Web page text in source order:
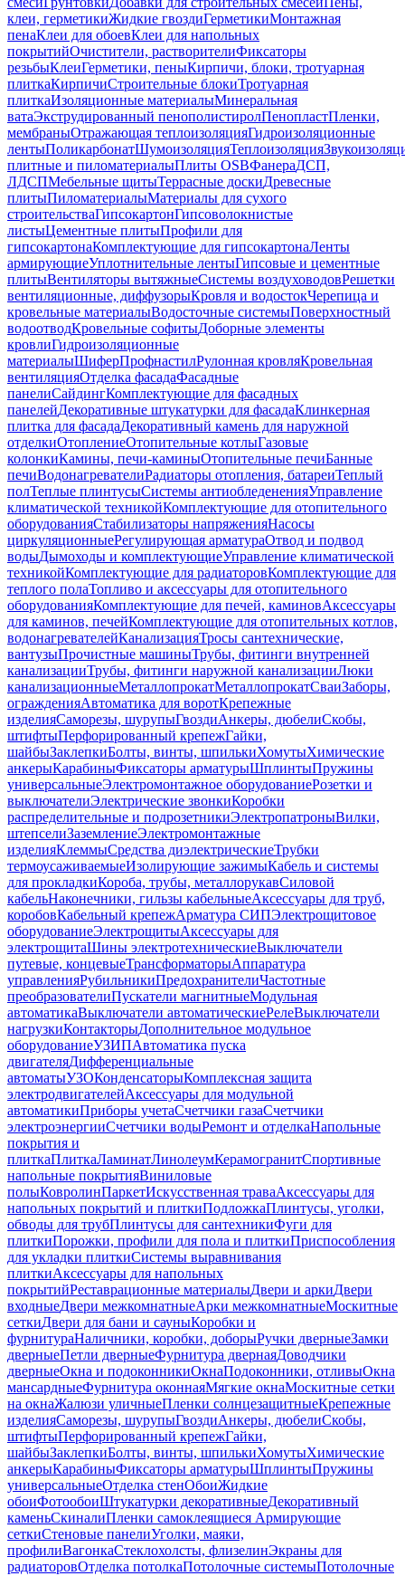
клеи, герметикиЖидкие гвоздиГерметикиМонтажная
пенаКлеи для обоевКлеи для напольных
покрытийОчистители, растворителиФиксаторы
резьбыКлеиГерметики, пеныКирпичи, блоки, тротуарная
плиткаКирпичиСтроительные блокиТротуарная
плиткаИзоляционные материалыМинеральная
ватаЭкструдированный пенополистиролПенопластПленки,
мембраныОтражающая теплоизоляцияГидроизоляционные
лентыПоликарбонатШумоизоляцияТеплоизоляция
плитные и пиломатериалыПлиты OSBФанераДСП,
ЛДСПМебельные щитыТеррасные доскиДревесные
плитыПиломатериалыМатериалы для сухого
строительстваГипсокартонГипсоволокнистые
листыЦементные плитыПрофили для
гипсокартонаКомплектующие для гипсокартонаЛенты
армирующиеУплотнительные лентыГипсовые и цементные
плитыВентиляторы вытяжныеСистемы воздуховодовРешетки
вентиляционные, диффузорыКровля и водостокЧерепица и
кровельные материалыВодосточные системыПоверхностный
водоотводКровельные софитыДоборные элементы
кровлиГидроизоляционные
материалыШиферПрофнастилРулонная кровляКровельная
вентиляцияОтделка фасадаФасадные
панелиСайдингКомплектующие для фасадных
панелейДекоративные штукатурки для фасадаКлинкерная
плитка для фасадаДекоративный камень для наружной
отделкиОтоплениеОтопительные котлыГазовые
колонкиКамины, печи-каминыОтопительные печиБанные
печиВодонагревателиРадиаторы отопления, батареиТеплый
полТеплые плинтусыСистемы антиобледененияУправление
климатической техникойКомплектующие для отопительного
оборудованияСтабилизаторы напряженияНасосы
циркуляционныеРегулирующая арматураОтвод и подвод
водыДымоходы и комплектующиеУправление климатической
техникойКомплектующие для радиаторовКомплектующие для
теплого полаТопливо и аксессуары для отопительного
оборудованияКомплектующие для печей, каминовАксессуары
для каминов, печейКомплектующие для отопительных котлов,
водонагревателейКанализацияТросы сантехнические,
вантузыПрочистные машиныТрубы, фитинги внутренней
канализацииТрубы, фитинги наружной канализацииЛюки
канализационныеМеталлопрокатМеталлопрокатСваиЗаборы,
огражденияАвтоматика для воротКрепежные
изделияСаморезы, шурупыГвоздиАнкеры, дюбелиСкобы,
штифтыПерфорированный крепежГайки,
шайбыЗаклепкиБолты, винты, шпилькиХомутыХимические
анкерыКарабиныФиксаторы арматурыШплинтыПружины
универсальныеЭлектромонтажное оборудованиеРозетки и
выключателиЭлектрические звонкиКоробки
распределительные и подрозетникиЭлектропатроныВилки,
штепселиЗаземлениеЭлектромонтажные
изделияКлеммыСредства диэлектрическиеТрубки
термоусаживаемыеИзолирующие зажимыКабель и системы
для прокладкиКороба, трубы, металлорукавСиловой
кабельНаконечники, гильзы кабельныеАксессуары для труб,
коробовКабельный крепежАрматура СИПЭлектрощитовое
оборудованиеЭлектрощитыАксессуары для
электрощитаШины электротехническиеВыключатели
путевые, концевыеТрансформаторыАппаратура
управленияРубильникиПредохранителиЧастотные
преобразователиПускатели магнитныеМодульная
автоматикаВыключатели автоматическиеРелеВыключатели
нагрузкиКонтакторыДополнительное модульное
оборудованиеУЗИПАвтоматика пуска
двигателяДифференциальные
автоматыУЗОКонденсаторыКомплексная защита
электродвигателейАксессуары для модульной
автоматикиПриборы учетаСчетчики газаСчетчики
электроэнергииСчетчики водыРемонт и отделкаНапольные
покрытия и
плиткаПлиткаЛаминатЛинолеумКерамогранитСпортивные
напольные покрытияВиниловые
полыКовролинПаркетИскусственная траваАксессуары для
напольных покрытий и плиткиПодложкаПлинтусы, уголки,
обводы для трубПлинтусы для сантехникиФуги для
плиткиПорожки, профили для пола и плиткиПриспособления
для укладки плиткиСистемы выравнивания
плиткиАксессуары для напольных
покрытийРеставрационные материалыДвери и аркиДвери
входныеДвери межкомнатныеАрки межкомнатныеМоскитные
сеткиДвери для бани и сауныКоробки и
фурнитураНаличники, коробки, доборыРучки дверныеЗамки
дверныеПетли дверныеФурнитура двернаяДоводчики
дверныеОкна и подоконникиОкнаПодоконники, отливыОкна
мансардныеФурнитура оконнаяМягкие окнаМоскитные сетки
на окнаЖалюзи уличныеПленки солнцезащитныеКрепежные
изделияСаморезы, шурупыГвоздиАнкеры, дюбелиСкобы,
штифтыПерфорированный крепежГайки,
шайбыЗаклепкиБолты, винты, шпилькиХомутыХимические
анкерыКарабиныФиксаторы арматурыШплинтыПружины
универсальныеОтделка стенОбоиЖидкие
обоиФотообоиШтукатурки декоративныеДекоративный
каменьСкиналиПленки самоклеящиеся Армирующие
сеткиСтеновые панелиУголки, маяки,
профилиВагонкаСтеклохолсты, флизелинЭкраны для
радиаторовОтделка потолкаПотолочные системыПотолочные